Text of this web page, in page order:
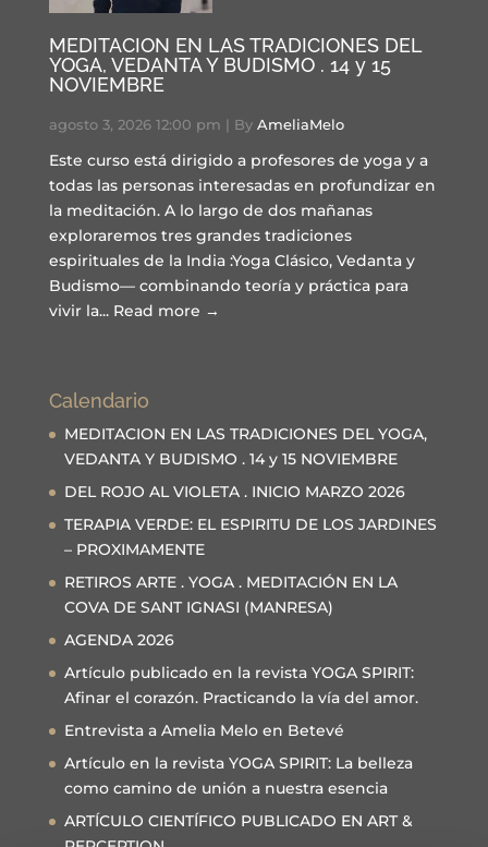
MEDITACION EN LAS TRADICIONES DEL
YOGA, VEDANTA Y BUDISMO . 14 y 15
NOVIEMBRE
agosto 3, 2026 12:00 pm By AmeliaMelo
Este curso está dirigido a profesores de yoga y a
todas las personas interesadas en profundizar en
la meditación. A lo largo de dos mañanas
exploraremos tres grandes tradiciones
espirituales de la India :Yoga Clásico, Vedanta y
Budismo— combinando teoría y práctica para
vivir la... Read more →
Calendario
MEDITACION EN LAS TRADICIONES DEL YOGA,
VEDANTA Y BUDISMO . 14 y 15 NOVIEMBRE
DEL ROJO AL VIOLETA . INICIO MARZO 2026
TERAPIA VERDE: EL ESPIRITU DE LOS JARDINES
– PROXIMAMENTE
RETIROS ARTE . YOGA . MEDITACIÓN EN LA
COVA DE SANT IGNASI (MANRESA)
AGENDA 2026
Artículo publicado en la revista YOGA SPIRIT:
Afinar el corazón. Practicando la vía del amor.
Entrevista a Amelia Melo en Betevé
Artículo en la revista YOGA SPIRIT: La belleza
como camino de unión a nuestra esencia
ARTÍCULO CIENTÍFICO PUBLICADO EN ART &